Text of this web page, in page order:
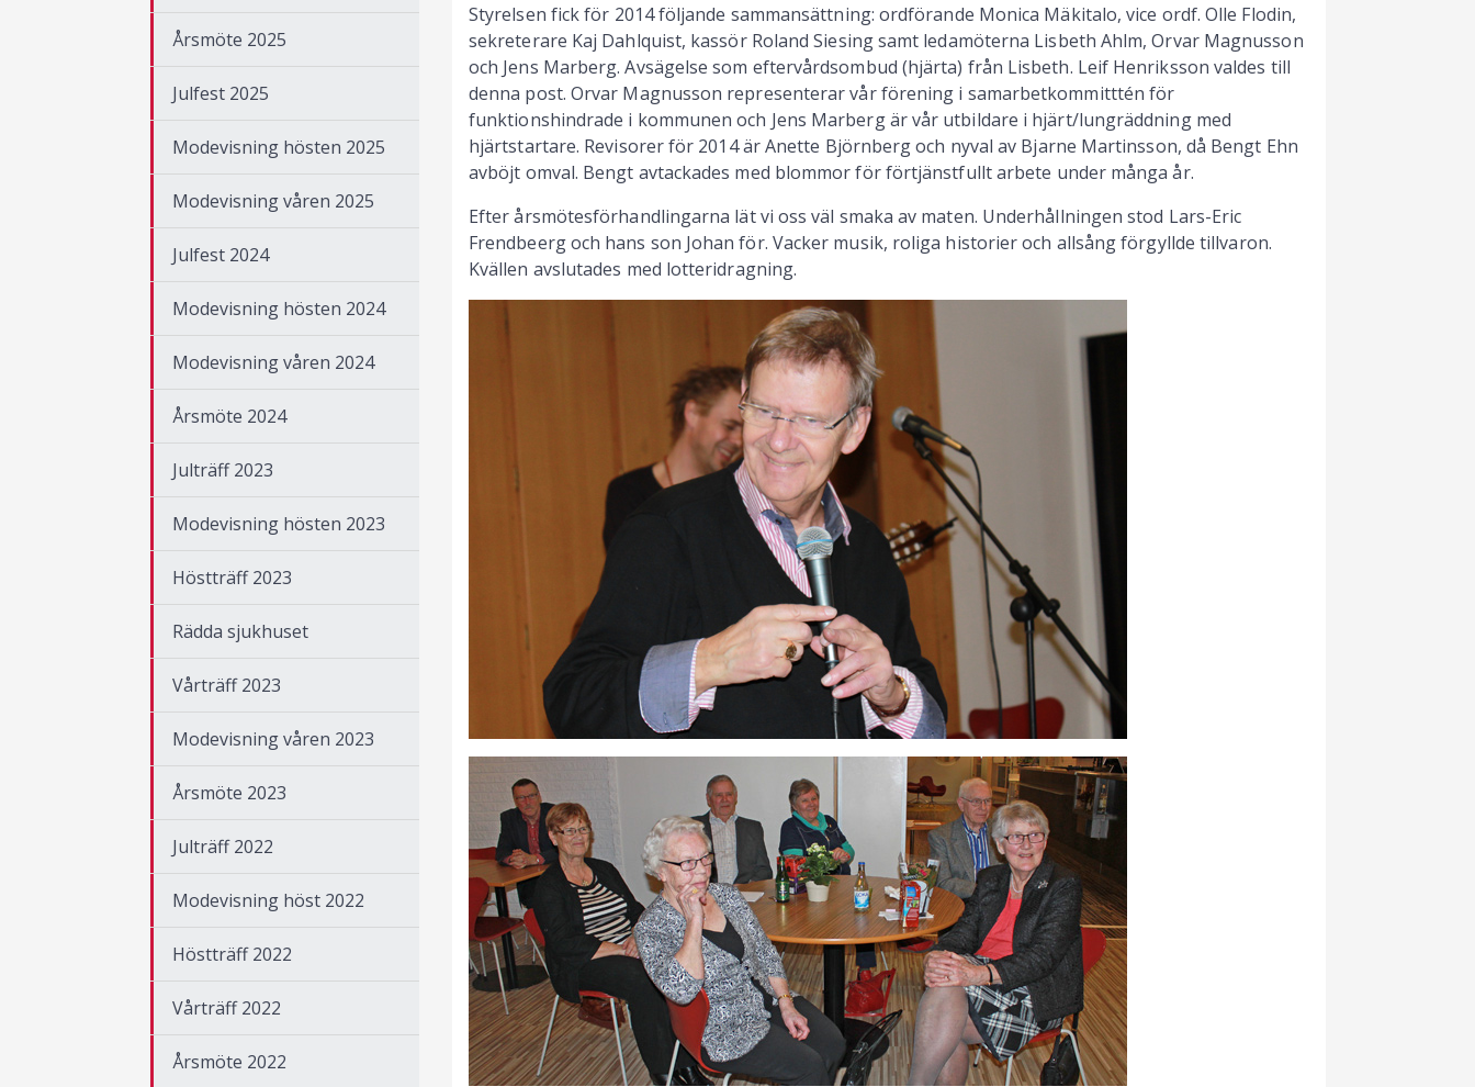
Styrelsen fick för 2014 följande sammansättning: ordförande Monica Mäkitalo, vice ordf. Olle Flodin,
sekreterare Kaj Dahlquist, kassör Roland Siesing samt ledamöterna Lisbeth Ahlm, Orvar Magnusson
och Jens Marberg. Avsägelse som eftervårdsombud (hjärta) från Lisbeth. Leif Henriksson valdes till
denna post. Orvar Magnusson representerar vår förening i samarbetkommitttén för
funktionshindrade i kommunen och Jens Marberg är vår utbildare i hjärt/lungräddning med
hjärtstartare. Revisorer för 2014 är Anette Björnberg och nyval av Bjarne Martinsson, då Bengt Ehn
avböjt omval. Bengt avtackades med blommor för förtjänstfullt arbete under många år.
Efter årsmötesförhandlingarna lät vi oss väl smaka av maten. Underhållningen stod Lars-Eric
Frendbeerg och hans son Johan för. Vacker musik, roliga historier och allsång förgyllde tillvaron.
Kvällen avslutades med lotteridragning.
Årsmöte 2025
Julfest 2025
Modevisning hösten 2025
Modevisning våren 2025
Julfest 2024
Modevisning hösten 2024
Modevisning våren 2024
Årsmöte 2024
Julträff 2023
Modevisning hösten 2023
Höstträff 2023
Rädda sjukhuset
Vårträff 2023
Modevisning våren 2023
Årsmöte 2023
Julträff 2022
Modevisning höst 2022
Höstträff 2022
Vårträff 2022
Årsmöte 2022